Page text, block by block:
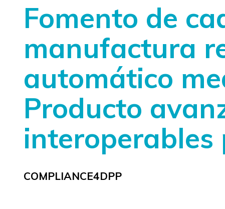
Fomento de
manufactura
automático
Producto
COMPLIANCE4DPP